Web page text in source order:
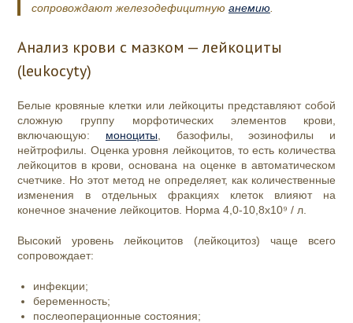
сопровождают железодефицитную анемию
Анализ крови с мазком — лейкоциты
(leukocyty)
Белые кровяные клетки или лейкоциты представляют собой
сложную группу морфотических элементов крови,
включающую: моноциты, базофилы, эозинофилы и
нейтрофилы. Оценка уровня лейкоцитов, то есть количества
лейкоцитов в крови, основана на оценке в автоматическом
счетчике. Но этот метод не определяет, как количественные
изменения в отдельных фракциях клеток влияют на
конечное значение лейкоцитов. Норма 4,0-10,8х10⁹ / л.
Высокий уровень лейкоцитов (лейкоцитоз) чаще всего
сопровождает:
инфекции;
беременность;
послеоперационные состояния;